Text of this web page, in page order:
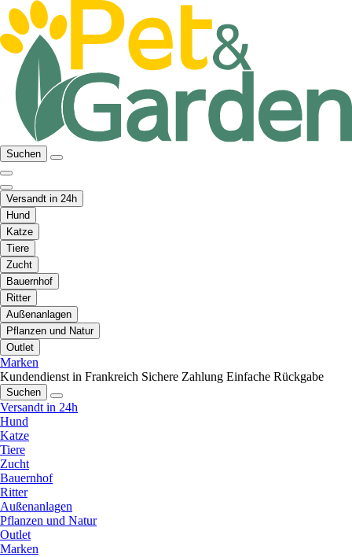
Suchen
Versandt in 24h
Hund
Katze
Tiere
Zucht
Bauernhof
Ritter
Außenanlagen
Pflanzen und Natur
Outlet
Marken
Kundendienst in Frankreich Sichere Zahlung Einfache Rückgabe
Suchen
Versandt in 24h
Hund
Katze
Tiere
Zucht
Bauernhof
Ritter
Außenanlagen
Pflanzen und Natur
Outlet
Marken